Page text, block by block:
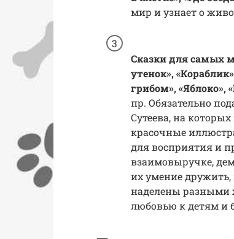
мир и узнает о
Сказки для самых
утенок»,
грибом», «Яблоко»,
пр. Обязательно
Сутеева, на
красочные
для восприятия и
взаимовыручке,
их умение дружить,
наделены разными
любовью к детям и